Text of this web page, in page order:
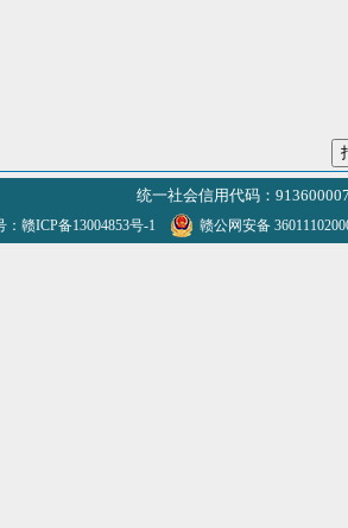
统一社会信用代码：
：赣ICP备13004853号-1 赣公网安备